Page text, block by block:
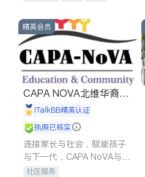
建筑合同、刑事案件全包办
信托/遗嘱
商业
索赔
律师-其它 保释
精英会员
CAPA NOVA北维华裔家
长会iTalkBB精英认证
执照已核实
连接家长与社会，赋能孩子
与下一代，CAPA NoVA与您
携手建设包容、公平、充满
社区服务